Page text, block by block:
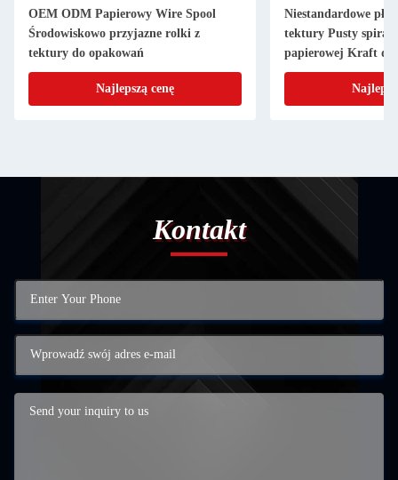
OEM ODM Papierowy Wire Spool
Środowiskowo przyjazne rolki z
tektury do opakowań
Najlepszą cenę
Niestandardowe
tektury Pusty
papierowej Kraft do
Kontakt